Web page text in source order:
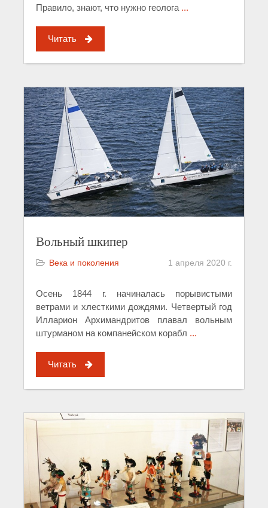
Правило, знают, что нужно геолога ...
Читать
Вольный шкипер
Века и поколения 1 апреля 2020 г.
Осень 1844 г. начиналась порывистыми
ветрами и хлесткими дождями. Четвертый год
Илларион Архимандритов плавал вольным
штурманом на компанейском корабл ...
Читать